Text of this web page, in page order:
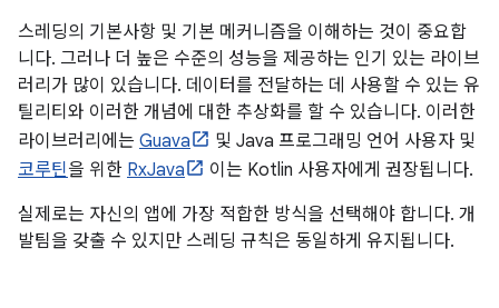
스레딩의 기본사항 및 기본 메커니즘을 이해하는 것이 중요합
니다. 그러나 더 높은 수준의 성능을 제공하는 인기 있는 라이브
러리가 많이 있습니다. 데이터를 전달하는 데 사용할 수 있는 유
틸리티와 이러한 개념에 대한 추상화를 할 수 있습니다. 이러한
라이브러리에는 Guava
및 Java 프로그래밍 언어 사용자 및
코루틴을 위한 RxJava
이는 Kotlin 사용자에게 권장됩니다.
실제로는 자신의 앱에 가장 적합한 방식을 선택해야 합니다. 개
발팀을 갖출 수 있지만 스레딩 규칙은 동일하게 유지됩니다.